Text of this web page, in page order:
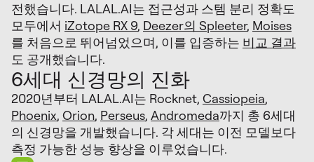
전했습니다. LALAL.AI는 접근성과 스템 분리 정확도
모두에서 iZotope RX 9, Deezer의 Spleeter, Moises
를 처음으로 뛰어넘었으며, 이를 입증하는 비교 결과
도 공개했습니다.
6세대 신경망의 진화
2020년부터 LALAL.AI는 Rocknet, Cassiopeia,
Phoenix, Orion, Perseus, Andromeda까지 총 6세대
의 신경망을 개발했습니다. 각 세대는 이전 모델보다
측정 가능한 성능 향상을 이루었습니다.